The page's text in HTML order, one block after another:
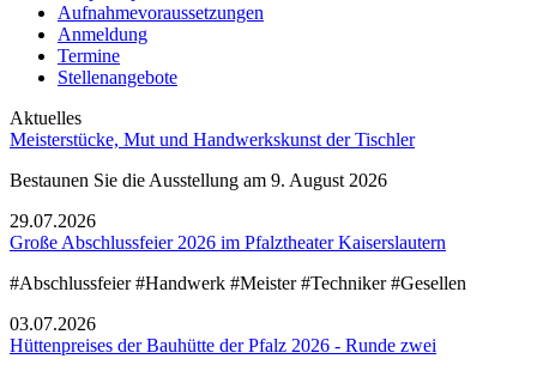
Aufnahmevoraussetzungen
Anmeldung
Termine
Stellenangebote
Aktuelles
Meisterstücke, Mut und Handwerkskunst der Tischler
Bestaunen Sie die Ausstellung am 9. August 2026
29.07.2026
Große Abschlussfeier 2026 im Pfalztheater Kaiserslautern
#Abschlussfeier #Handwerk #Meister #Techniker #Gesellen
03.07.2026
Hüttenpreises der Bauhütte der Pfalz 2026 - Runde zwei